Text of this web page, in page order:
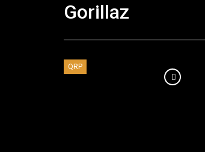
Gorillaz
QRP